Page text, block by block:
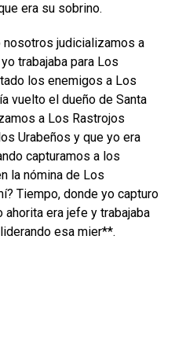
era su sobrino.
judicializamos a
trabajaba para Los
los enemigos a Los
vuelto el dueño de Santa
a Los Rastrojos
Urabeños y que yo era
capturamos a los
la nómina de Los
Tiempo, donde yo capturo
era jefe y trabajaba
esa mier**.